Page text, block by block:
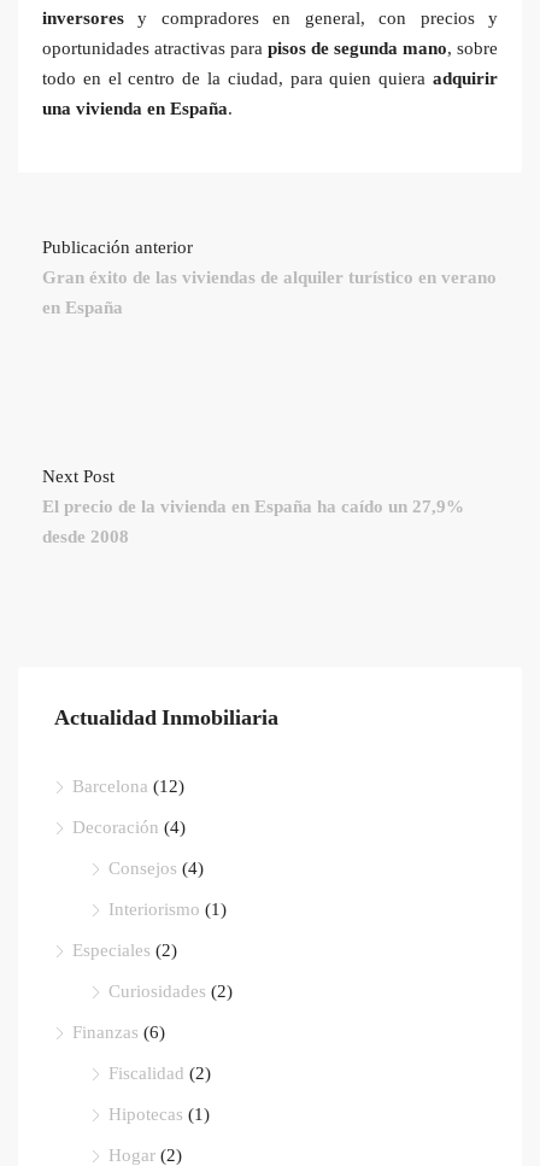
inversores y compradores en general, con precios y
oportunidades atractivas para pisos de segunda mano, sobre
todo en el centro de la ciudad, para quien quiera adquirir
una vivienda en España.
Publicación anterior
Gran éxito de las viviendas de alquiler turístico en verano
en España
Next Post
El precio de la vivienda en España ha caído un 27,9%
desde 2008
Actualidad Inmobiliaria
Barcelona (12)
Decoración (4)
Consejos (4)
Interiorismo (1)
Especiales (2)
Curiosidades (2)
Finanzas (6)
Fiscalidad (2)
Hipotecas (1)
Hogar (2)